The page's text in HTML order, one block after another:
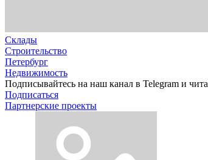
Склады
Строительство
Петербург
Недвижимость
Подписывайтесь на наш канал в Telegram и
Подписаться
Партнерские проекты